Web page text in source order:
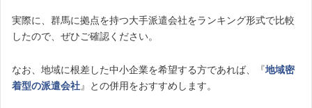
実際に、群馬に拠点を持つ大手派遣会社をランキング形式で比較
したので、ぜひご確認ください。
なお、地域に根差した中小企業を希望する方であれば、『地域密
着型の派遣会社』との併用をおすすめします。